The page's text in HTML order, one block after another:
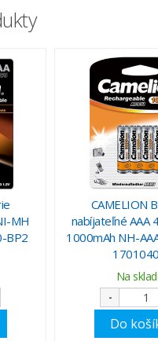
MH
BP2
CAMELION
nabíjateľné AAA
1000mAh NH-
Na
-
Do